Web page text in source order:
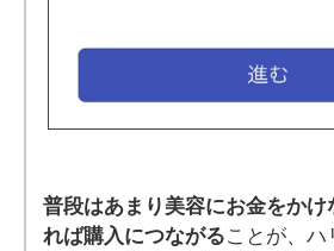
普段はあまり美容にお金をかけ
れば購入につながることが、ハ